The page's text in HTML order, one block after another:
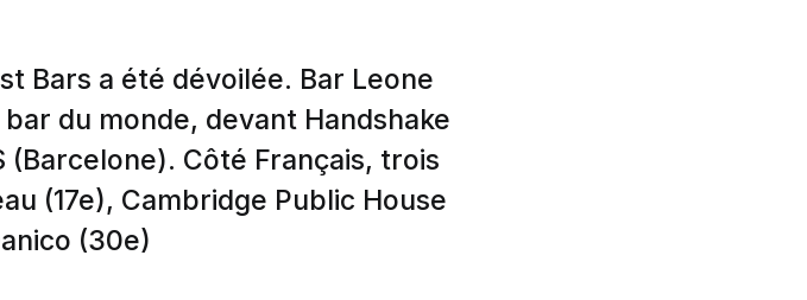
Bars a été dévoilée. Bar Leone
du monde, devant Handshake
(Barcelone). Côté Français, trois
(17e), Cambridge Public House
(30e)